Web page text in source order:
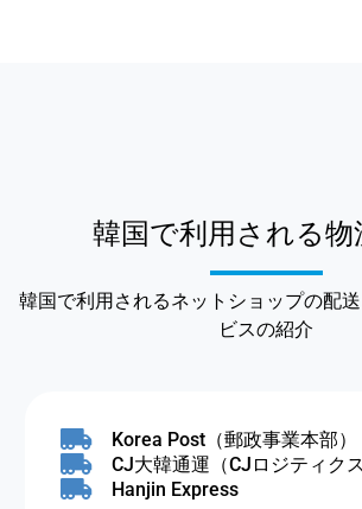
韓国で利用される物
韓国で利用されるネットショップの配
ビスの紹介
Korea Post（郵政事業本部）
CJ大韓通運（CJロジティクス
Hanjin Express